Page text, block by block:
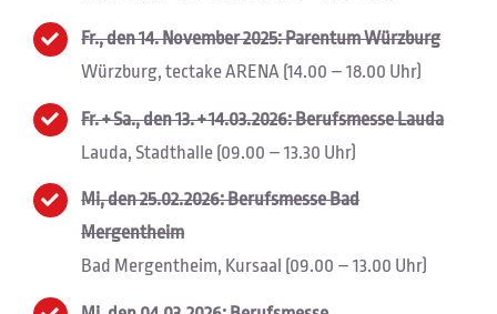
Fr., den 14. November 2025: Parentum Würzburg
Würzburg, tectake ARENA (14.00 – 18.00 Uhr)
Fr. + Sa., den 13. + 14.03.2026: Berufsmesse Lauda
Lauda, Stadthalle (09.00 – 13.30 Uhr)
Mi, den 25.02.2026: Berufsmesse Bad
Mergentheim
Bad Mergentheim, Kursaal (09.00 – 13.00 Uhr)